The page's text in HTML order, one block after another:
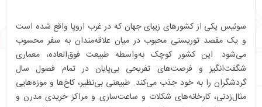
سوئیس یکی از کشورهای زیبای جهان که در غرب اروپا واقع شده است
و یک مقصد توریستی محبوب در میان علاقه‌مندان به سفر محسوب
می‌شود. این کشور کوچک به‌واسطه طبیعت فوق‌العاده، معماری
شگفت‌انگیز و فرصت‌های تفریحی بی‌پایان در تمام فصول سال
گردشگران را به خود جذب می‌کند. طبیعتی بی‌نظیر، کاخ‌ها و موزه‌هایی
مثال‌زدنی، کارخانه‌های شکلات و ساعت‌سازی و مراکز خریدی مدرن و